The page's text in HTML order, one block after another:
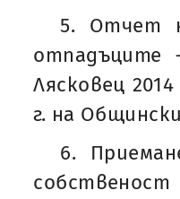
5. Отчет
отпадъците
Лясковец
г. на
6.